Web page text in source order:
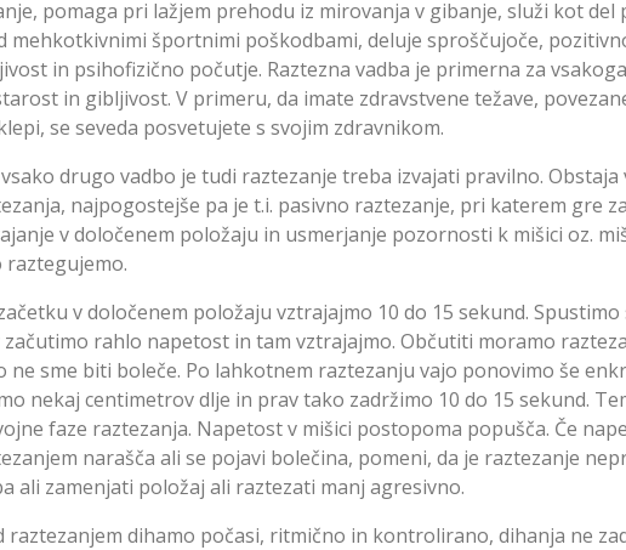
pomaga pri lažjem prehodu iz mirovanja v gibanje, služi kot del
mehkotkivnimi športnimi poškodbami, deluje sproščujoče,
in psihofizično počutje. Raztezna vadba je primerna za
in gibljivost. V primeru, da imate zdravstvene težave,
se seveda posvetujete s svojim zdravnikom.
drugo vadbo je tudi raztezanje treba izvajati pravilno. Obstaja
najpogostejše pa je t.i. pasivno raztezanje, pri katerem gre
v določenem položaju in usmerjanje pozornosti k mišici oz.
raztegujemo.
v določenem položaju vztrajajmo 10 do 15 sekund. Spustimo
začutimo rahlo napetost in tam vztrajajmo. Občutiti moramo
ne sme biti boleče. Po lahkotnem raztezanju vajo ponovimo še
nekaj centimetrov dlje in prav tako zadržimo 10 do 15 sekund.
faze raztezanja. Napetost v mišici postopoma popušča. Če
narašča ali se pojavi bolečina, pomeni, da je raztezanje
ali zamenjati položaj ali raztezati manj agresivno.
raztezanjem dihamo počasi, ritmično in kontrolirano, dihanja ne